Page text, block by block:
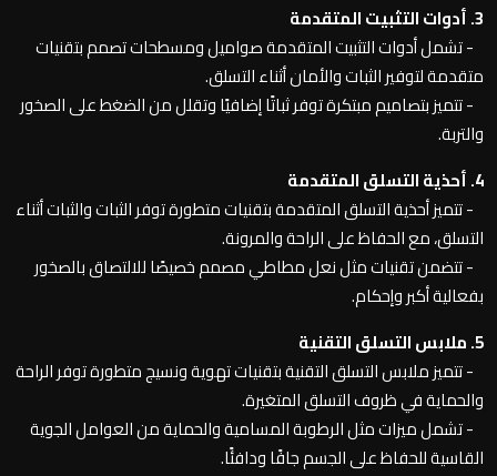
3. أدوات التثبيت المتقدمة
- تشمل أدوات التثبيت المتقدمة صواميل ومسطحات تصمم بتقنيات
متقدمة لتوفير الثبات والأمان أثناء التسلق.
- تتميز بتصاميم مبتكرة توفر ثباتًا إضافيًا وتقلل من الضغط على الصخور
والتربة.
4. أحذية التسلق المتقدمة
- تتميز أحذية التسلق المتقدمة بتقنيات متطورة توفر الثبات والثبات أثناء
التسلق، مع الحفاظ على الراحة والمرونة.
- تتضمن تقنيات مثل نعل مطاطي مصمم خصيصًا للالتصاق بالصخور
بفعالية أكبر وإحكام.
5. ملابس التسلق التقنية
- تتميز ملابس التسلق التقنية بتقنيات تهوية ونسيج متطورة توفر الراحة
والحماية في ظروف التسلق المتغيرة.
- تشمل ميزات مثل الرطوبة المسامية والحماية من العوامل الجوية
القاسية للحفاظ على الجسم جافًا ودافئًا.